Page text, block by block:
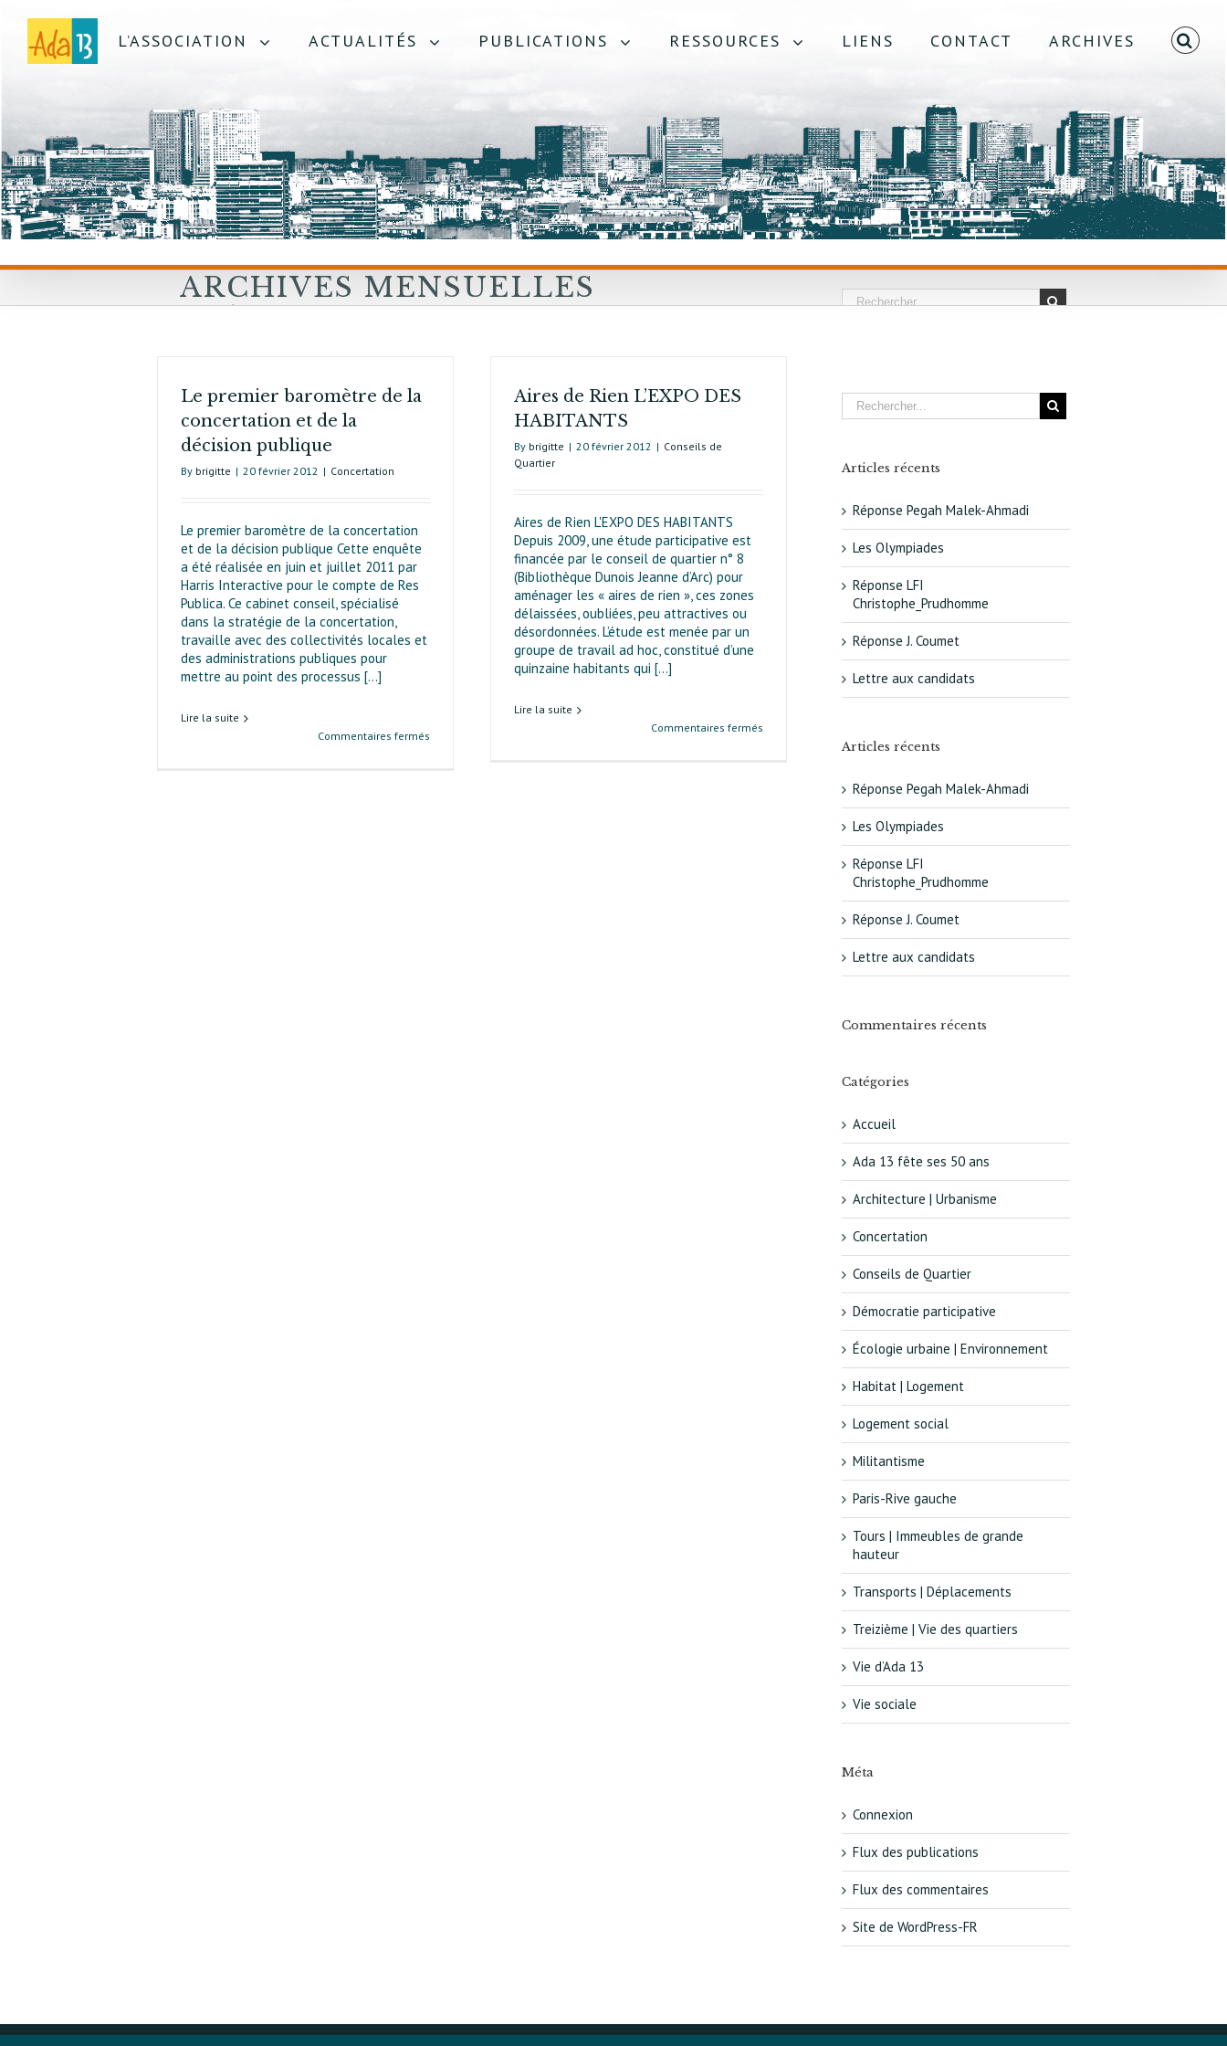
L’ASSOCIATION ACTUALITÉS PUBLICATIONS RESSOURCES LIENS CONTACT ARCHIVES
ARCHIVES MENSUELLES
Le premier baromètre de la
concertation et de la
décision publique
By brigitte | 20 février 2012 | Concertation
Le premier baromètre de la concertation
et de la décision publique Cette enquête
a été réalisée en juin et juillet 2011 par
Harris Interactive pour le compte de Res
Publica. Ce cabinet conseil, spécialisé
dans la stratégie de la concertation,
travaille avec des collectivités locales et
des administrations publiques pour
mettre au point des processus [...]
Lire la suite
Commentaires fermés
Aires de Rien L’EXPO DES
HABITANTS
By brigitte | 20 février 2012 | Conseils de
Quartier
Aires de Rien L'EXPO DES HABITANTS
Depuis 2009, une étude participative est
financée par le conseil de quartier n° 8
(Bibliothèque Dunois Jeanne d’Arc) pour
aménager les « aires de rien », ces zones
délaissées, oubliées, peu attractives ou
désordonnées. L’étude est menée par un
groupe de travail ad hoc, constitué d’une
quinzaine habitants qui [...]
Lire la suite
Commentaires fermés
Articles récents
Réponse Pegah Malek-Ahmadi
Les Olympiades
Réponse LFI
Christophe_Prudhomme
Réponse J. Coumet
Lettre aux candidats
Articles récents
Réponse Pegah Malek-Ahmadi
Les Olympiades
Réponse LFI
Christophe_Prudhomme
Réponse J. Coumet
Lettre aux candidats
Commentaires récents
Catégories
Accueil
Ada 13 fête ses 50 ans
Architecture | Urbanisme
Concertation
Conseils de Quartier
Démocratie participative
Écologie urbaine | Environnement
Habitat | Logement
Logement social
Militantisme
Paris-Rive gauche
Tours | Immeubles de grande
hauteur
Transports | Déplacements
Treizième | Vie des quartiers
Vie d’Ada 13
Vie sociale
Méta
Connexion
Flux des publications
Flux des commentaires
Site de WordPress-FR